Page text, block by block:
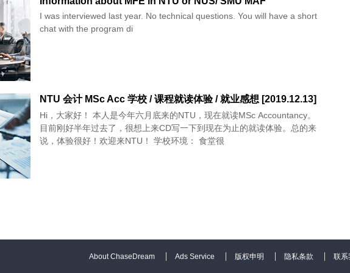
I was interviewed last year. No technical questions. You will have a short
chat with the program di
NTU 会计 MSc Acc 学校 / 课程就读体验 / 就业感想 [2019.12.13]
Hi，大家好！ 本人是今年六月底来的NTU，现在就读MSc Accountancy。
目前刚好半年过去了，很想上来CD写一下到现在为止的就读体验。总的来
说，体验很好！欢迎来NTU！ 学校环境： 食堂很
About ChaseDream Ads Service 版权申明 隐私条款 联系